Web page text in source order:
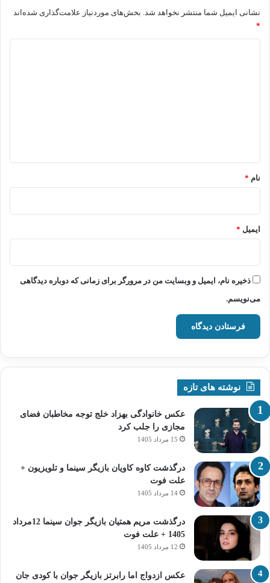
نشانی ایمیل شما منتشر نخواهد شد. بخش‌های موردنیاز علامت‌گذاری شده‌اند
*
نام *
ایمیل *
ذخیره نام، ایمیل و وبسایت من در مرورگر برای زمانی که دوباره دیدگاهی
می‌نویسم.
نوشته های تازه
عکس خانوادگی بهزاد خلج توجه مخاطبان فضای
مجازی را جلب کرد
15 مرداد 1405
درگذشت کاوه کاویان بازیگر سینما و تلویزیون +
علت فوت
14 مرداد 1405
درگذشت مریم همتیان بازیگر جوان سینما 12مرداد
1405 + علت فوت
12 مرداد 1405
عکس ازدواج اما رابرتز بازیگر جوان با کودی جان